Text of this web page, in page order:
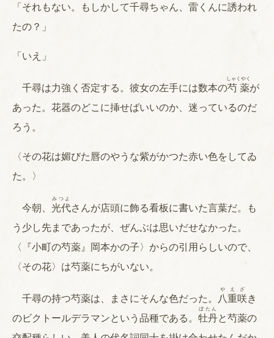
「それもない。もしかして千尋ちゃん、雷くんに誘われ
たの？」
「いえ」
千尋は力強く否定する。彼女の左手には数本の芍薬
しゃくやく
が
あった。花器のどこに挿せばいいのか、迷っているのだ
ろう。
〈その花は媚びた唇のやうな紫がかつた赤い色をしてゐ
た。〉
今朝、 光代
みつよ
さんが店頭に飾る看板に書いた言葉だ。も
う少し先まであったが、ぜんぶは思いだせなかった。
〈『小町の芍薬』岡本かの子〉からの引用らしいので、
〈その花〉は芍薬にちがいない。
千尋の持つ芍薬は、まさにそんな色だった。 八重咲
やえざ
き
のビクトールデラマンという品種である。 牡丹
ぼたん
と芍薬の